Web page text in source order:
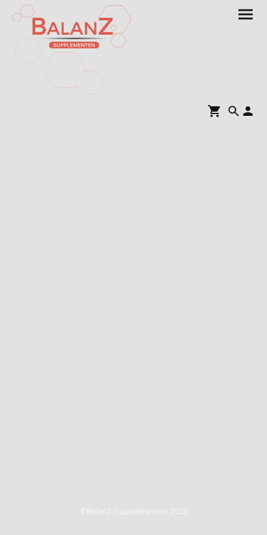
©BalanZ-Supplementen 2025